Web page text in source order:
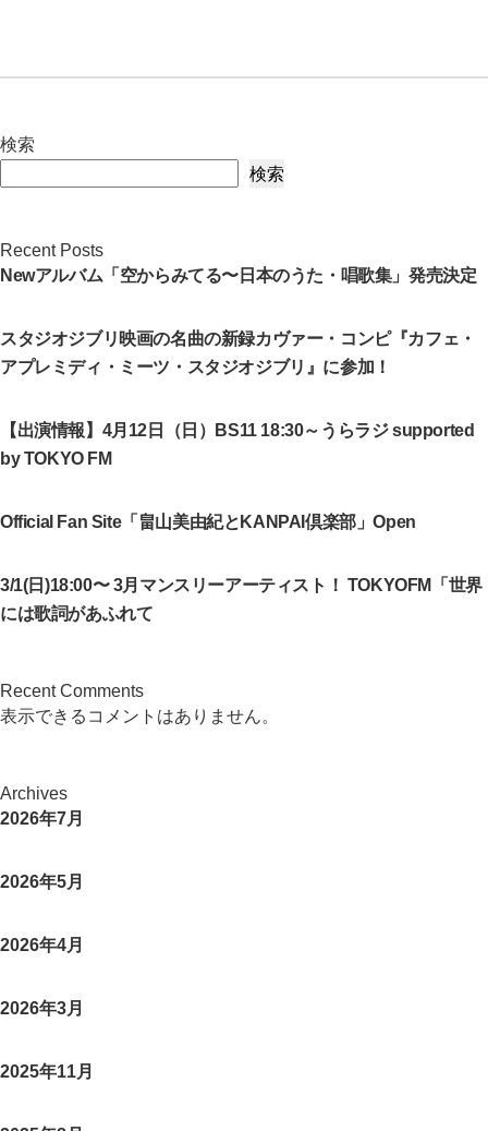
検索
検索
Recent Posts
Newアルバム「空からみてる〜日本のうた・唱歌集」発売決定
スタジオジブリ映画の名曲の新録カヴァー・コンピ『カフェ・
アプレミディ・ミーツ・スタジオジブリ』に参加！
【出演情報】4月12日（日）BS11 18:30～うらラジ supported
by TOKYO FM
Official Fan Site「畠山美由紀とKANPAI倶楽部」Open
3/1(日)18:00〜 3月マンスリーアーティスト！ TOKYOFM「世界
には歌詞があふれて
Recent Comments
表示できるコメントはありません。
Archives
2026年7月
2026年5月
2026年4月
2026年3月
2025年11月